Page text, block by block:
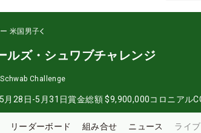
米国男子
ルズ・シュワブチャレンジ
Challenge
月28日-5月31日賞金総額 $9,900,000コロニアル
リーダーボード 組み合せ ニュース ライ